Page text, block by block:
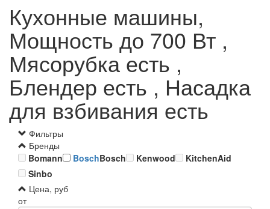
Кухонные машины,
Мощность до 700 Вт ,
Мясорубка есть ,
Блендер есть , Насадка
для взбивания есть
Фильтры
Бренды
Bomann
BoschBosch Kenwood
KitchenAid
Sinbo
Цена, руб
от